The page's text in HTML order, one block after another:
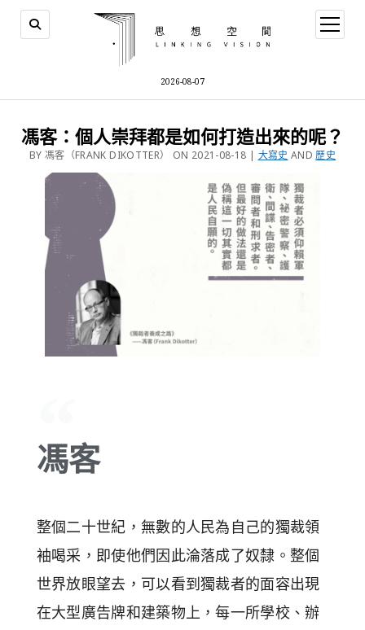
2026-08-07
馮客：個人崇拜都是如何打造出來的呢？
BY 馮客（FRANK DIKOTTER） ON 2021-08-18 | 大寫史 AND歷史
馮客
整個二十世紀，無數的人民為自己的獨裁領
袖喝采，即使他們因此淪落成了奴隸。整個
世界放眼望去，可以看到獨裁者的面容出現
在大型廣告牌和建築物上，每一所學校、辦